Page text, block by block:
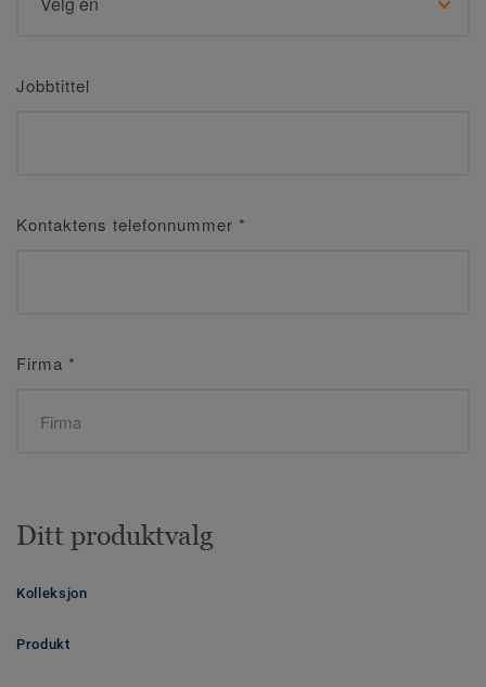
Jobbtittel
Kontaktens telefonnummer *
Firma *
Ditt produktvalg
Kolleksjon
Produkt